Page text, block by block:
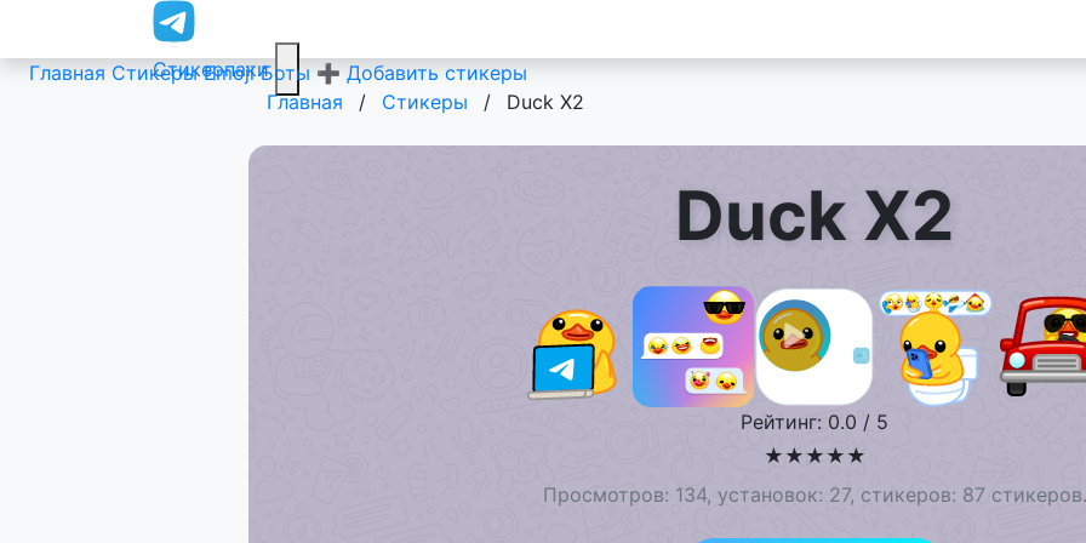
Стикерпаки
Главная Стикеры Emoji Боты ➕ Добавить стикеры
Главная
/ Стикеры / Duck X2
Duck X2
Рейтинг: 0.0 / 5
★ ★ ★ ★ ★
Просмотров: 134, установок: 27, стикеров: 87 стикеров.